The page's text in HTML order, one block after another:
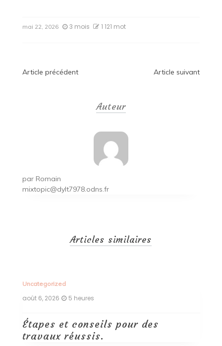
mai 22, 2026 3 mois 1 121 mot
Navigation
Article précédent Article suivant
Auteur
par Romain
mixtopic@dylt7978.odns.fr
Articles similaires
Uncategorized
août 6, 2026 5 heures
Étapes et conseils pour des
travaux réussis.